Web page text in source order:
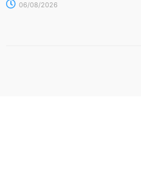
06/08/2026